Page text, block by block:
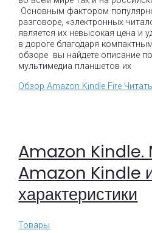
Основным фактором
разговоре, «электронных
является их невысокая цена и
в дороге благодаря
обзоре вы найдете описание
мультимедиа планшетов их
Обзор Amazon Kindle Fire
Amazon Kindle.
Amazon Kindle
характеристики
Товары